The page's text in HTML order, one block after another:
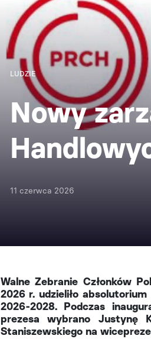
LUDZIE
Nowy
11 czerwca 2026
Walne Zebranie Członków
2026 r. udzieliło
2026-2028. Podczas
prezesa wybrano Justynę
Staniszewskiego na